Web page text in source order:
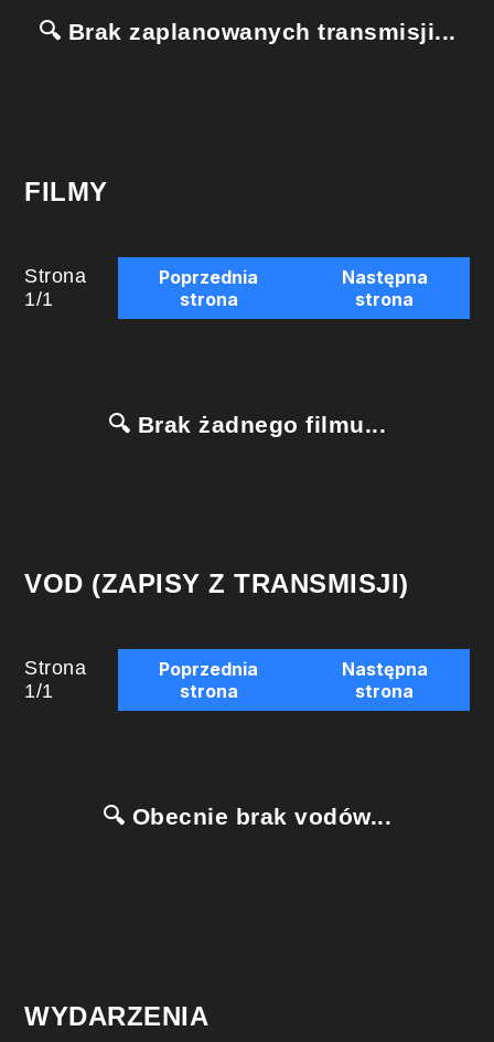
🔍 Brak zaplanowanych transmisji...
FILMY
Strona
1/1
Poprzednia
strona
Następna
strona
🔍 Brak żadnego filmu...
VOD (ZAPISY Z TRANSMISJI)
Strona
1/1
Poprzednia
strona
Następna
strona
🔍 Obecnie brak vodów...
WYDARZENIA